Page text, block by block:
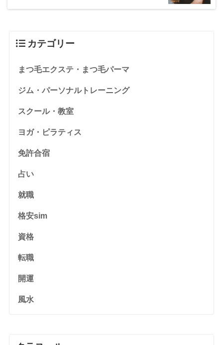
カテゴリー
まつ毛エクステ・まつ毛パーマ
ジム・パーソナルトレーニング
スクール・教室
ヨガ・ピラティス
免許合宿
占い
就職
格安sim
資格
転職
開運
風水